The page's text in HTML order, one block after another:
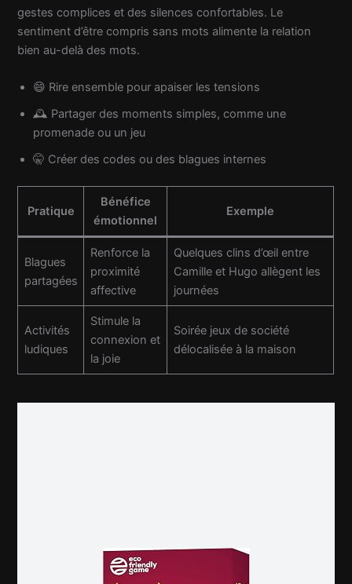
gestes complices et des silences confortables. Le
sentiment d’être compris sans mots alimente la relation
bien au-delà des mots.
😄 Rire ensemble pour apaiser les tensions
🕰️ Partager des moments simples, comme une
promenade ou un jeu
🤫 Créer des codes ou des blagues internes
Pratique
Bénéfice
émotionnel
Exemple
Blagues
partagées
Renforce la
proximité
affective
Quelques clins d’œil entre
Camille et Hugo allègent les
journées
Activités
ludiques
Stimule la
connexion et
la joie
Soirée jeux de société
délocalisée à la maison